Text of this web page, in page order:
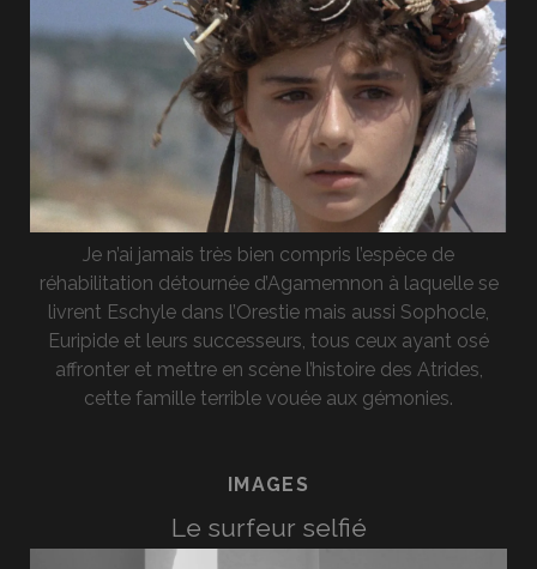
Je n’ai jamais très bien compris l’espèce de
réhabilitation détournée d’Agamemnon à laquelle se
livrent Eschyle dans l’Orestie mais aussi Sophocle,
Euripide et leurs successeurs, tous ceux ayant osé
affronter et mettre en scène l’histoire des Atrides,
cette famille terrible vouée aux gémonies.
IMAGES
Le surfeur selfié